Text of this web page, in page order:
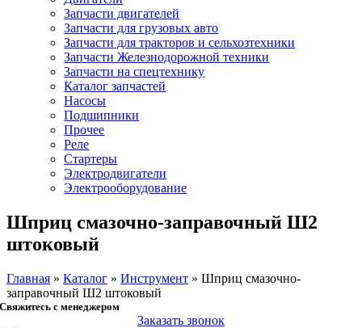
Запчасти двигателей
Запчасти для грузовых авто
Запчасти для тракторов и сельхозтехники
Запчасти Железнодорожной техники
Запчасти на спецтехнику
Каталог запчастей
Насосы
Подшипники
Прочее
Реле
Стартеры
Электродвигатели
Электрооборудование
Шприц смазочно-заправочный Ш2
штоковый
Главная » Каталог » Инструмент » Шприц смазочно-
заправочный Ш2 штоковый
Свяжитесь с менеджером
Заказать звонок